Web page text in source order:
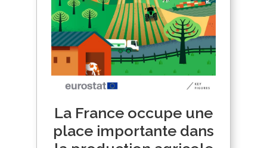
La France occupe une
place importante dans